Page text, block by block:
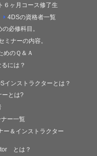
ヶ月コース修了生
4DSの資格者一覧
必修科目。
ミナーの内容。
めのＱ＆Ａ
には？
インストラクターとは？
ーとは?
ーナー一覧
ー＆インストラクター
とは？